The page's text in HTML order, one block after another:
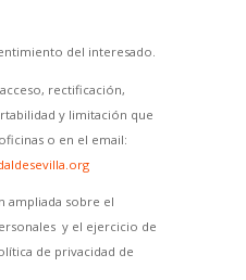
del interesado.
rectificación,
y limitación que
o en el email:
ampliada sobre el
y el ejercicio de
de privacidad de